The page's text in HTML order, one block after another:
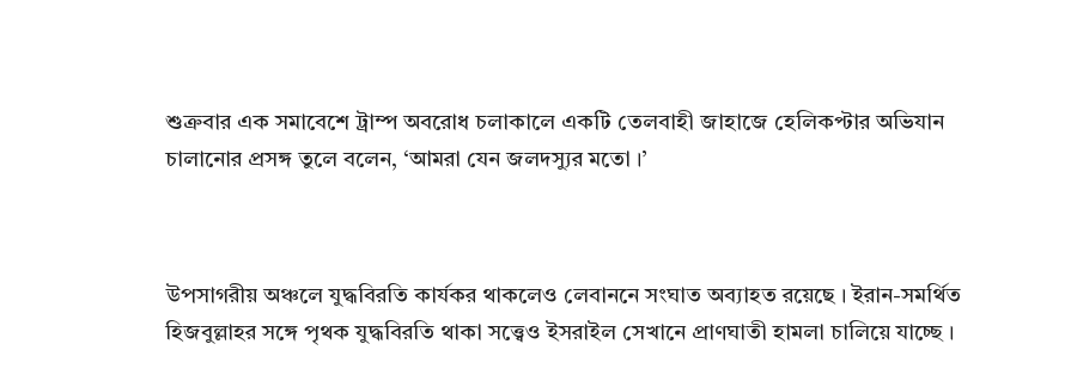
শুক্রবার এক সমাবেশে ট্রাম্প অবরোধ চলাকালে একটি তেলবাহী জাহাজে হেলিকপ্টার অভিযান
চালানোর প্রসঙ্গ তুলে বলেন, ‘আমরা যেন জলদস্যুর মতো।’
উপসাগরীয় অঞ্চলে যুদ্ধবিরতি কার্যকর থাকলেও লেবাননে সংঘাত অব্যাহত রয়েছে। ইরান-সমর্থিত
হিজবুল্লাহর সঙ্গে পৃথক যুদ্ধবিরতি থাকা সত্ত্বেও ইসরাইল সেখানে প্রাণঘাতী হামলা চালিয়ে যাচ্ছে।